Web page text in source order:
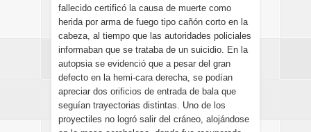
fallecido certificó la causa de muerte como
herida por arma de fuego tipo cañón corto en la
cabeza, al tiempo que las autoridades policiales
informaban que se trataba de un suicidio. En la
autopsia se evidenció que a pesar del gran
defecto en la hemi-cara derecha, se podían
apreciar dos orificios de entrada de bala que
seguían trayectorias distintas. Uno de los
proyectiles no logró salir del cráneo, alojándose